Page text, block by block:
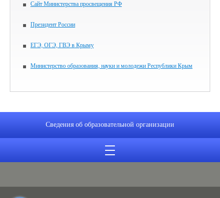
Сайт Министерства просвещения РФ
Президент России
ЕГЭ, ОГЭ, ГВЭ в Крыму
Министерство образования, науки и молодежи Республики Крым
Сведения об образовательной организации